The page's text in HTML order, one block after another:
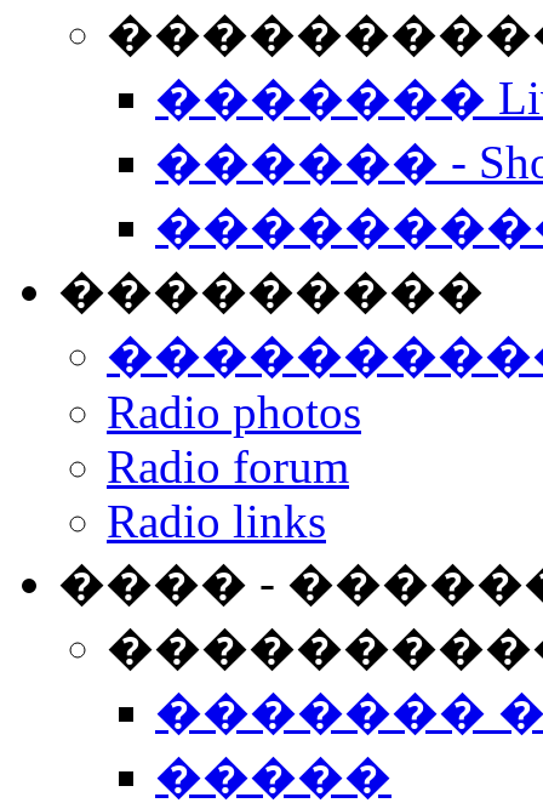
����������
�������
������ -
���������
Radio photos
Radio forum
Radio links
���� -
�������
�����